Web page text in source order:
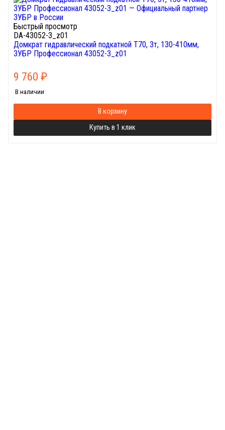
Быстрый просмотр
DA-43052-3_z01
Домкрат гидравлический подкатной T70, 3т, 130-410мм,
ЗУБР Профессионал 43052-3_z01
9 760 ₽
В наличии
В корзину
Купить в 1 клик